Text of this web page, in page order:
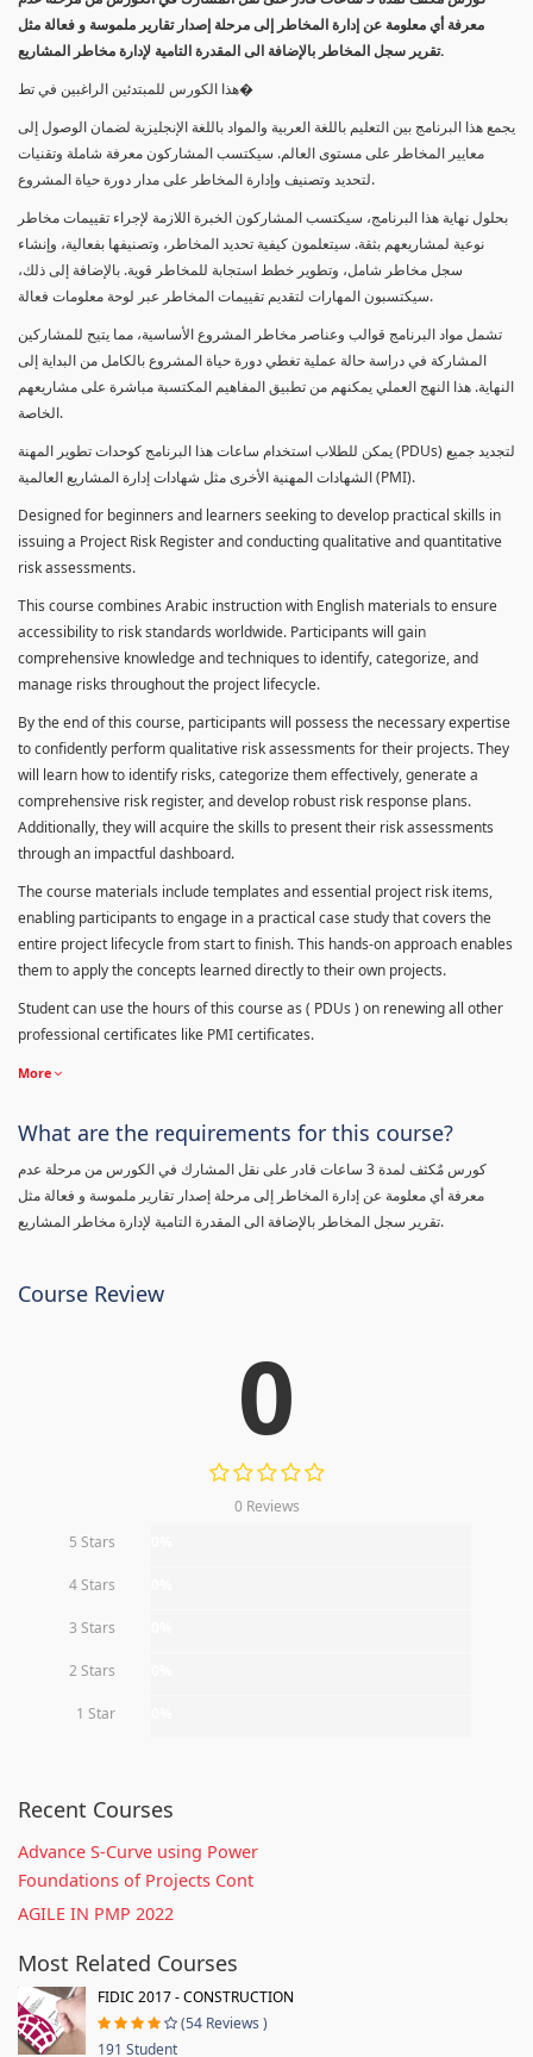
معرفة أي معلومة عن إدارة المخاطر إلى مرحلة إصدار تقارير ملموسة و فعالة مثل
تقرير سجل المخاطر بالإضافة الى المقدرة التامية لإدارة مخاطر المشاريع.
هذا الكورس للمبتدئين الراغبين في تط�
يجمع هذا البرنامج بين التعليم باللغة العربية والمواد باللغة الإنجليزية لضمان الوصول إلى
معايير المخاطر على مستوى العالم. سيكتسب المشاركون معرفة شاملة وتقنيات
لتحديد وتصنيف وإدارة المخاطر على مدار دورة حياة المشروع.
بحلول نهاية هذا البرنامج، سيكتسب المشاركون الخبرة اللازمة لإجراء تقييمات مخاطر
نوعية لمشاريعهم بثقة. سيتعلمون كيفية تحديد المخاطر، وتصنيفها بفعالية، وإنشاء
سجل مخاطر شامل، وتطوير خطط استجابة للمخاطر قوية. بالإضافة إلى ذلك،
سيكتسبون المهارات لتقديم تقييمات المخاطر عبر لوحة معلومات فعالة.
تشمل مواد البرنامج قوالب وعناصر مخاطر المشروع الأساسية، مما يتيح للمشاركين
المشاركة في دراسة حالة عملية تغطي دورة حياة المشروع بالكامل من البداية إلى
النهاية. هذا النهج العملي يمكنهم من تطبيق المفاهيم المكتسبة مباشرة على مشاريعهم
الخاصة.
يمكن للطلاب استخدام ساعات هذا البرنامج كوحدات تطوير المهنة (PDUs) لتجديد جميع
الشهادات المهنية الأخرى مثل شهادات إدارة المشاريع العالمية (PMI).
Designed for beginners and learners seeking to develop practical skills in
issuing a Project Risk Register and conducting qualitative and quantitative
risk assessments.
This course combines Arabic instruction with English materials to ensure
accessibility to risk standards worldwide. Participants will gain
comprehensive knowledge and techniques to identify, categorize, and
manage risks throughout the project lifecycle.
By the end of this course, participants will possess the necessary expertise
to confidently perform qualitative risk assessments for their projects. They
will learn how to identify risks, categorize them effectively, generate a
comprehensive risk register, and develop robust risk response plans.
Additionally, they will acquire the skills to present their risk assessments
through an impactful dashboard.
The course materials include templates and essential project risk items,
enabling participants to engage in a practical case study that covers the
entire project lifecycle from start to finish. This hands-on approach enables
them to apply the concepts learned directly to their own projects.
Student can use the hours of this course as ( PDUs ) on renewing all other
professional certificates like PMI certificates.
More
What are the requirements for this course?
كورس مٌكثف لمدة 3 ساعات قادر على نقل المشارك في الكورس من مرحلة عدم
معرفة أي معلومة عن إدارة المخاطر إلى مرحلة إصدار تقارير ملموسة و فعالة مثل
تقرير سجل المخاطر بالإضافة الى المقدرة التامية لإدارة مخاطر المشاريع.
Course Review
0
0 Reviews
5 Stars
4 Stars
3 Stars
2 Stars
1 Star
Recent Courses
Advance S-Curve using Power
Foundations of Projects Cont
AGILE IN PMP 2022
Most Related Courses
FIDIC 2017 - CONSTRUCTION
(54 Reviews )
191 Student